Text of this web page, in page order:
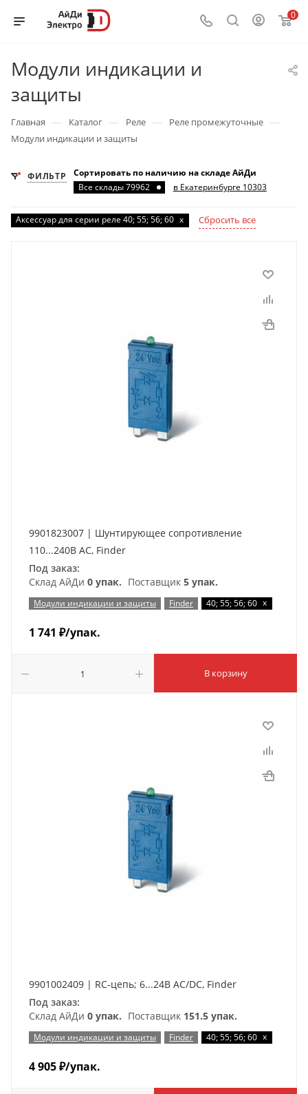
0
Модули индикации и
защиты
Главная — Каталог — Реле — Реле промежуточные —
Модули индикации и защиты
ФИЛЬТР
Сортировать по наличию на складе АйДи
Все склады 79962
в Екатеринбурге 10303
Аксессуар для серии реле 40; 55; 56; 60 x Сбросить все
9901823007 | Шунтирующее сопротивление
110...240В AC, Finder
Под заказ:
Склад АйДи 0 упак. Поставщик 5 упак.
Модули индикации и защиты Finder 40; 55; 56; 60 x
1 741 ₽/упак.
В корзину
9901002409 | RC-цепь; 6...24В AC/DC, Finder
Под заказ:
Склад АйДи 0 упак. Поставщик 151.5 упак.
Модули индикации и защиты Finder 40; 55; 56; 60 x
4 905₽/упак.